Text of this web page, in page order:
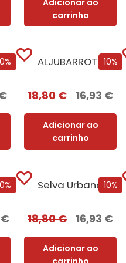
carrinho
10%
ALJUBARROTA
18,80€ 16,93 €
Adicionar ao
carrinho
Dissuadir o Armagedão: Uma Biografia da NATO
€
10%
Selva Urbana
18,80€ 16,93 €
Adicionar ao